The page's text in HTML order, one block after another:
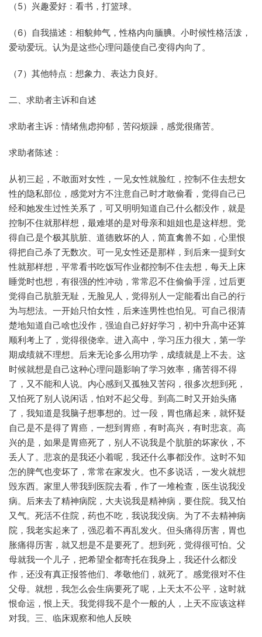
（5）兴趣爱好：看书，打篮球。
（6）自我描述：相貌帅气，性格内向腼腆。小时候性格活泼，
爱动爱玩。认为是这些心理问题使自己变得内向了。
（7）其他特点：想象力、表达力良好。
二、求助者主诉和自述
求助者主诉：情绪焦虑抑郁，苦闷烦躁，感觉很痛苦。
求助者陈述：
从初三起，不敢面对女性，一见女性就脸红，控制不住去想女
性的隐私部位，感觉对方不注意自己时才敢偷看，觉得自己已
经和她发生过性关系了，可又明明知道自己什么都没作，就是
控制不住就那样想，最难堪的是对母亲和姐姐也是这样想。觉
得自己是个极其肮脏、道德败坏的人，简直禽兽不如，心里恨
得把自己杀了无数次。可一见女性还是那样，到后来一提到女
性就那样想，平常看书吃饭写作业都控制不住去想，每天上床
睡觉时也想，有很强的性冲动，常常忍不住偷偷手淫，过后更
觉得自己肮脏无耻，无脸见人，觉得别人一定能看出自己的行
为与想法。一开始只怕女性，后来连男性也怕见。可自己很清
楚地知道自己啥也没作，强迫自己好好学习，初中升高中还算
顺利考上了，觉得很侥幸。进入高中，学习压力很大，第一学
期成绩就不理想。后来无论多么用功学，成绩就是上不去。这
时候就想是自己这种心理问题影响了学习效率，痛苦得不得
了，又不能和人说。内心感到又孤独又苦闷，很多次想到死，
又怕死了别人说闲话，怕对不起父母。到高二时又开始头痛
了，我知道是我脑子想事想的。过一段，胃也痛起来，就怀疑
自己是不是得了胃癌，一想到胃癌，有时高兴，有时悲哀。高
兴的是，如果是胃癌死了，别人不说我是个肮脏的坏家伙，不
丢人了。悲哀的是我还小着呢，我还什么事都没作。这时不知
怎的脾气也变坏了，常常在家发火。也不多说话，一发火就想
毁东西。家里人带我到医院去看，作了一堆检查，医生说我没
病。后来去了精神病院，大夫说我是精神病，要住院。我又怕
又气。死活不住院，药也不吃，我说我没病。为了不去精神病
院，我老实起来了，强忍着不再乱发火。但头痛得历害，胃也
胀痛得历害，就又想是不是要死了。想到死，觉得很可怕。父
母就我一个儿子，把希望全都寄托在我身上，我还什么都没
作，还没有真正报答他们、孝敬他们，就死了。感觉很对不住
父母。就想，我怎么会生病要死了呢，上天太不公平，这时就
恨命运，恨上天。我觉得我不是个一般的人，上天不应该这样
对我。三、临床观察和他人反映